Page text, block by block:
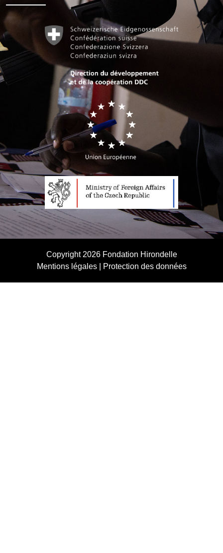
Copyright 2026 Fondation Hirondelle
Mentions légales| Protection des données